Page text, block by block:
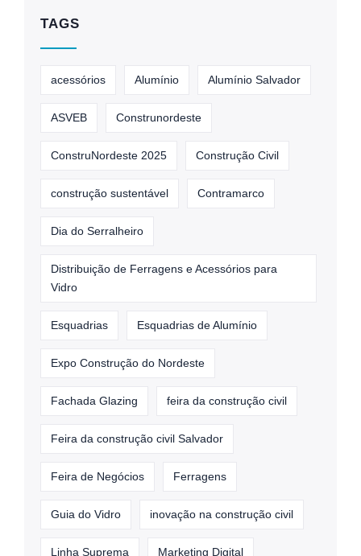
TAGS
acessórios Alumínio Alumínio Salvador
ASVEB Construnordeste
ConstruNordeste 2025 Construção Civil
construção sustentável Contramarco
Dia do Serralheiro
Distribuição de Ferragens e Acessórios para
Vidro
Esquadrias Esquadrias de Alumínio
Expo Construção do Nordeste
Fachada Glazing feira da construção civil
Feira da construção civil Salvador
Feira de Negócios Ferragens
Guia do Vidro inovação na construção civil
Linha Suprema Marketing Digital